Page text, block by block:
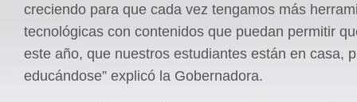
creciendo para que cada vez tengamos más
tecnológicas con contenidos que puedan permitir
este año, que nuestros estudiantes están en casa,
educándose” explicó la Gobernadora.